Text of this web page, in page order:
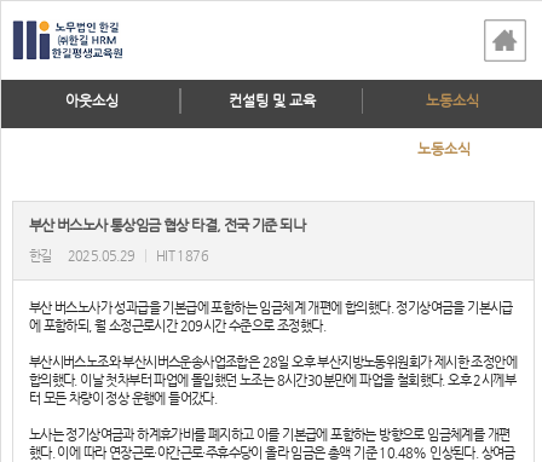
아웃소싱 컨설팅 및 교육 노동소식
노동소식
부산 버스노사 통상임금 협상 타결, 전국 기준 되나
한길 2025.05.29 HIT 1876
부산 버스노사가 성과급을 기본급에 포함하는 임금체계 개편에 합의했다. 정기상여금을 기본시급
에 포함하되, 월 소정근로시간 209시간 수준으로 조정했다.
부산시버스노조와 부산시버스운송사업조합은 28일 오후 부산지방노동위원회가 제시한 조정안에
합의했다. 이날 첫차부터 파업에 돌입했던 노조는 8시간30분만에 파업을 철회했다. 오후 2시께부
터 모든 차량이 정상 운행에 들어갔다.
노사는 정기상여금과 하계휴가비를 폐지하고 이를 기본급에 포함하는 방향으로 임금체계를 개편
했다. 이에 따라 연장근로·야간근로·주휴수당이 올라 임금은 총액 기준 10.48% 인상된다. 상여금